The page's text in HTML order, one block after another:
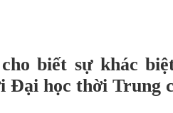
biết sự khác
Đại học thời Trung